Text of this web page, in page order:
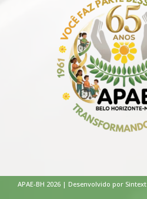
APAE-BH 2026 | Desenvolvido por Sintext